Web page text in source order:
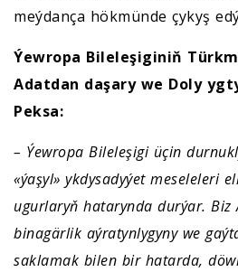
meýdança hökmünde çykyş
Ýewropa Bileleşiginiň
Adatdan daşary we Doly
Peksa:
– Ýewropa Bileleşigi üçin
«ýaşyl» ykdysadyýet meseleleri
ugurlaryň hatarynda durýar. Biz
binagärlik aýratynlygyny we
saklamak bilen bir hatarda,